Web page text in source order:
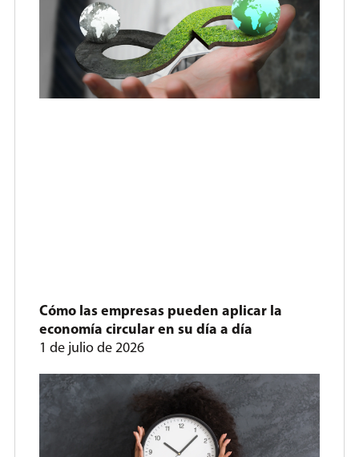
Cómo las empresas pueden aplicar la
economía circular en su día a día
1 de julio de 2026